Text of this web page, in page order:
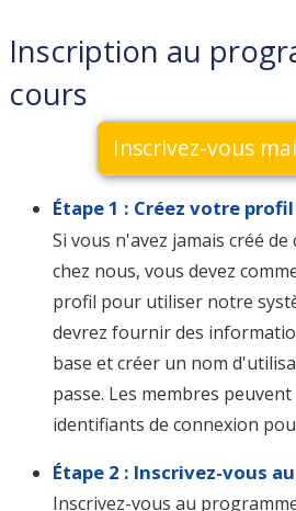
Inscription au
cours
Inscrivez-vous
Étape 1 : Créez votre
Si vous n'avez jamais créé
chez nous, vous devez
profil pour utiliser notre
devrez fournir des
base et créer un nom
passe. Les membres
identifiants de connexion
Étape 2 : Inscrivez-vous
Inscrivez-vous au